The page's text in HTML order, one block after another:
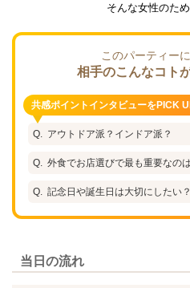
そんな女性のた
このパーティー
相手のこんなコト
共感ポイントインタビューをPICK
アウトドア派？インドア派？
外食でお店選びで最も重要なの
記念日や誕生日は大切にしたい？
当日の流れ